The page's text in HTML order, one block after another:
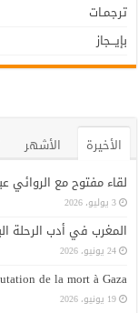
ترجمـات
بإيـــجاز
الأخيرة الأشهر
لقاء مفتوح مع الروائي
3 يوليو، 2026
المغرب في أدب الرحلة
24 يونيو، 2026
de la mort à Gaza
19 يونيو، 2026